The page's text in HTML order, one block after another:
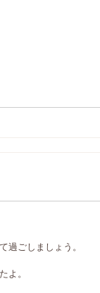
過ごしましょう。
よ。